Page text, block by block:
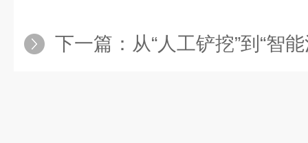
下一篇： 从“人工铲挖”到“智能清理”：